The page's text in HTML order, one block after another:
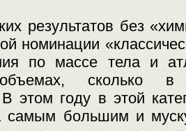
результатов без
номинации
по массе тела и
сколько в
этом году в этой
самым большим и